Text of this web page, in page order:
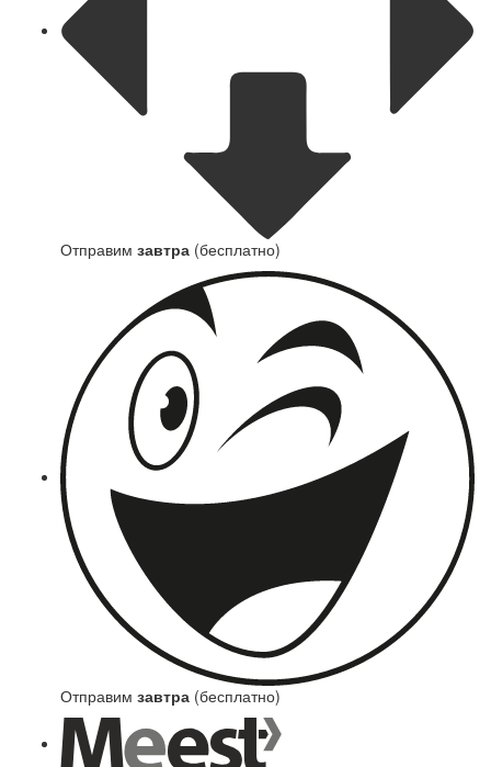
Отправим завтра (бесплатно)
Отправим завтра (бесплатно)